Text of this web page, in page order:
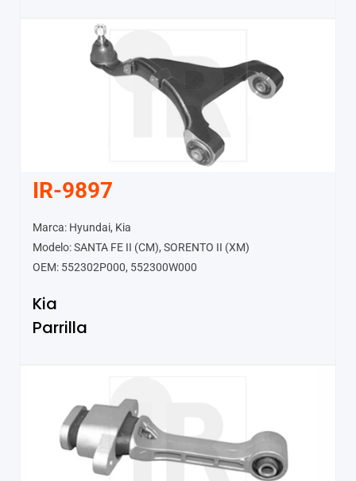
IR-9897
Marca: Hyundai, Kia
Modelo: SANTA FE II (CM), SORENTO II (XM)
OEM: 552302P000, 552300W000
Kia
Parrilla